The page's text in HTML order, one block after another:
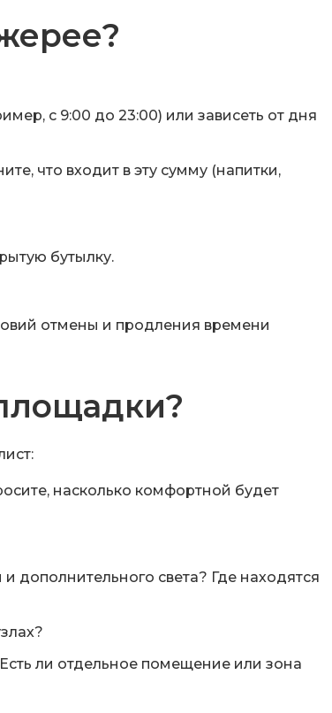
с 9:00 до 23:00) или зависеть от дня
что входит в эту сумму (напитки,
бутылку.
отмены и продления времени
насколько комфортной будет
дополнительного света? Где находятся
ли отдельное помещение или зона